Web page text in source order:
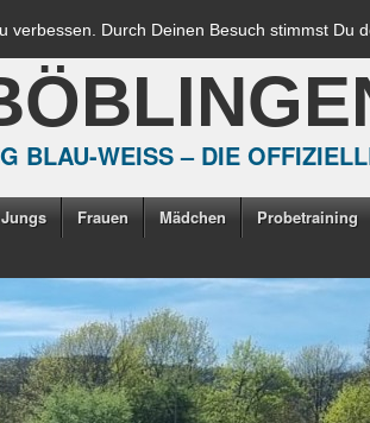
Durch Deinen Besuch stimmst Du
BLAU-WEISS – DIE
Jungs Frauen Mädchen Probetraining